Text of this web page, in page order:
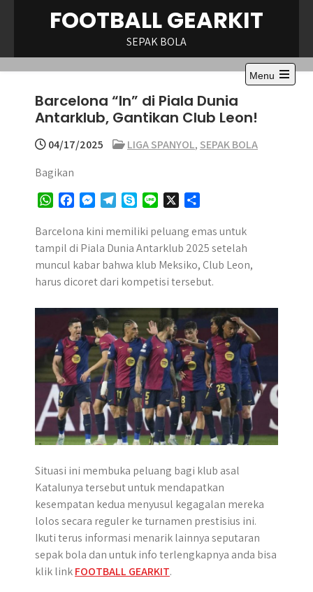
FOOTBALL GEARKIT
SEPAK BOLA
Menu
Open
Barcelona “In” di Piala Dunia
Antarklub, Gantikan Club Leon!
04/17/2025 LIGA SPANYOL, SEPAK BOLA
Bagikan
W
a
t
s
A
p
c
e
b
o
k
s
s
e
n
e
r
l
e
g
r
m
y
p
e
n
e
a
r
e
Barcelona kini memiliki peluang emas untuk
tampil di Piala Dunia Antarklub 2025 setelah
muncul kabar bahwa klub Meksiko, Club Leon,
harus dicoret dari kompetisi tersebut.
Situasi ini membuka peluang bagi klub asal
Katalunya tersebut untuk mendapatkan
kesempatan kedua menyusul kegagalan mereka
lolos secara reguler ke turnamen prestisius ini.
Ikuti terus informasi menarik lainnya seputaran
sepak bola dan untuk info terlengkapnya anda bisa
klik linkFOOTBALL GEARKIT.